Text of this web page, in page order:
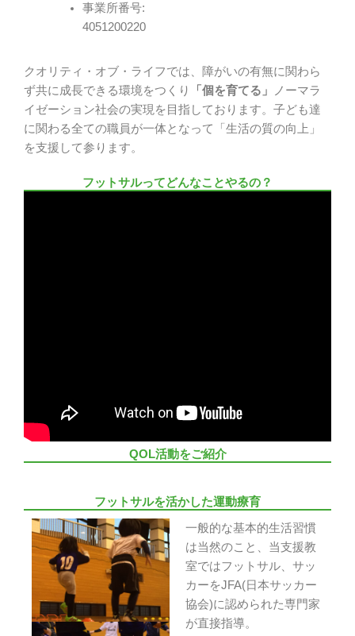
事業所番号:
4051200220
クオリティ・オブ・ライフでは、障がいの有無に関わら
ず共に成長できる環境をつくり
「個を育てる」
ノーマラ
イゼーション社会の実現を目指しております。子ども達
に関わる全ての職員が一体となって「生活の質の向上」
を支援して参ります。
フットサルってどんなことやるの？
QOL活動をご紹介
フットサルを活かした運動療育
一般的な基本的生活習慣
は当然のこと、当支援教
室ではフットサル、サッ
カーをJFA(日本サッカー
協会)に認められた専門家
が直接指導。